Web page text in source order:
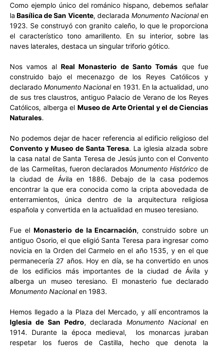
Como ejemplo único del románico hispano, debemos señalar
la Basílica de San Vicente, declarada Monumento Nacionalen
1923. Se construyó con granito caleño, lo que le proporciona
el característico tono amarillento. En su interior, sobre las
naves laterales, destaca un singular triforio gótico.
Nos vamos al Real Monasterio de Santo Tomás que fue
construido bajo el mecenazgo de los Reyes Católicos y
declaradoMonumento Nacionalen 1931. En la actualidad, uno
de sus tres claustros, antiguo Palacio de Verano de los Reyes
Católicos, alberga el Museo de Arte Oriental y el de Ciencias
Naturales.
No podemos dejar de hacer referencia al edificio religioso del
Convento y Museo de Santa Teresa. La iglesia alzada sobre
la casa natal de Santa Teresa de Jesús junto con el Convento
de las Carmelitas, fueron declaradosMonumento Histórico de
la ciudad de Ávila en 1886. Debajo de la casa podemos
encontrar la que era conocida como la cripta abovedada de
enterramientos, única dentro de la arquitectura religiosa
española y convertida en la actualidad en museo teresiano.
Fue el Monasterio de la Encarnación, construido sobre un
antiguo Osorio, el que eligió Santa Teresa para ingresar como
novicia en la Orden del Carmelo en el año 1535, y en el que
permanecería 27 años. Hoy en día, se ha convertido en unos
de los edificios más importantes de la ciudad de Ávila y
alberga un museo teresiano. El monasterio fue declarado
Monumento Nacionalen 1983.
Hemos llegado a la Plaza del Mercado, y allí encontramos la
Iglesia de San Pedro, declaradaMonumento Nacionalen
1914. Durante la época medieval, los monarcas juraban
respetar los fueros de Castilla, hecho que denota la